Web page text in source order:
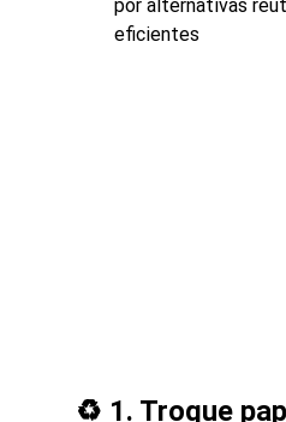
por alternativas
eficientes
♻️ 1. Troque